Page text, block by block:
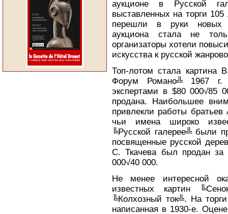
аукционе в Русской
выставленных на торги 105
перешли в руки новых
аукциона стала не
организаторы хотели
искусства к русской
Топ-лотом стала картина
Форум Романо╩ 1967
экспертами в $80 000√85
продана. Наибольшее
привлекли работы
чьи имена широко
╚Русской галерее╩ были
посвященные русской
С. Ткачева был продан за
000√40 000.
Не менее интересной
известных картин
╚Колхозный ток╩. На
написанная в 1930-е.